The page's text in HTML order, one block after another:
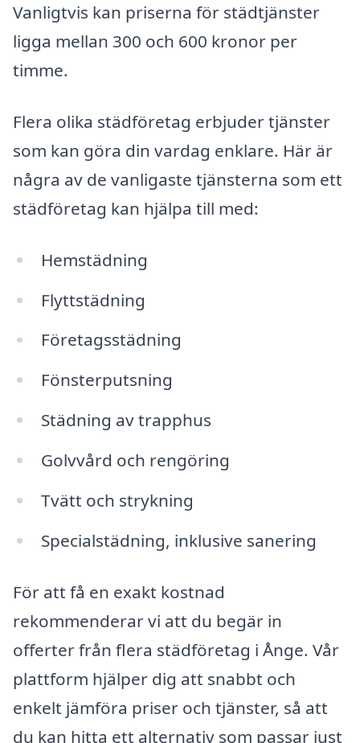
Vanligtvis kan priserna för städtjänster
ligga mellan 300 och 600 kronor per
timme.
Flera olika städföretag erbjuder tjänster
som kan göra din vardag enklare. Här är
några av de vanligaste tjänsterna som ett
städföretag kan hjälpa till med:
Hemstädning
Flyttstädning
Företagsstädning
Fönsterputsning
Städning av trapphus
Golvvård och rengöring
Tvätt och strykning
Specialstädning, inklusive sanering
För att få en exakt kostnad
rekommenderar vi att du begär in
offerter från flera städföretag i Ånge. Vår
plattform hjälper dig att snabbt och
enkelt jämföra priser och tjänster, så att
du kan hitta ett alternativ som passar just